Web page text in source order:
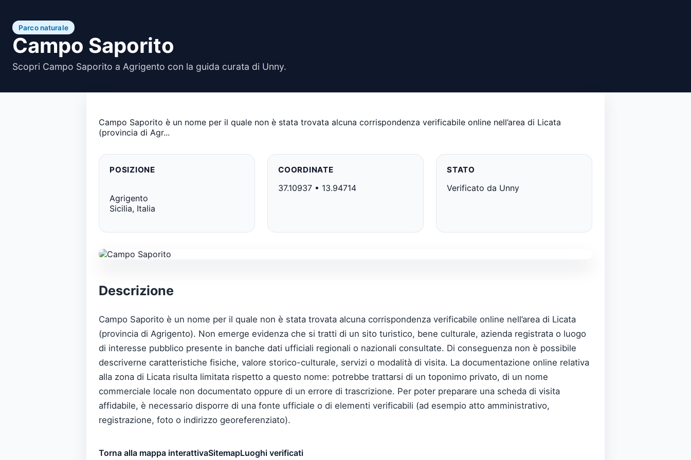
Parco naturale
Campo Saporito
Scopri Campo Saporito a Agrigento con la guida curata di Unny.
Campo Saporito è un nome per il quale non è stata trovata alcuna corrispondenza verificabile online nell’area di Licata
(provincia di Agr...
POSIZIONE
Agrigento
Sicilia, Italia
COORDINATE
37.10937 • 13.94714
STATO
Verificato da Unny
Descrizione
Campo Saporito è un nome per il quale non è stata trovata alcuna corrispondenza verificabile online nell’area di Licata
(provincia di Agrigento). Non emerge evidenza che si tratti di un sito turistico, bene culturale, azienda registrata o luogo
di interesse pubblico presente in banche dati ufficiali regionali o nazionali consultate. Di conseguenza non è possibile
descriverne caratteristiche fisiche, valore storico-culturale, servizi o modalità di visita. La documentazione online relativa
alla zona di Licata risulta limitata rispetto a questo nome: potrebbe trattarsi di un toponimo privato, di un nome
commerciale locale non documentato oppure di un errore di trascrizione. Per poter preparare una scheda di visita
affidabile, è necessario disporre di una fonte ufficiale o di elementi verificabili (ad esempio atto amministrativo,
registrazione, foto o indirizzo georeferenziato).
Torna alla mappa interattivaSitemapLuoghi verificati